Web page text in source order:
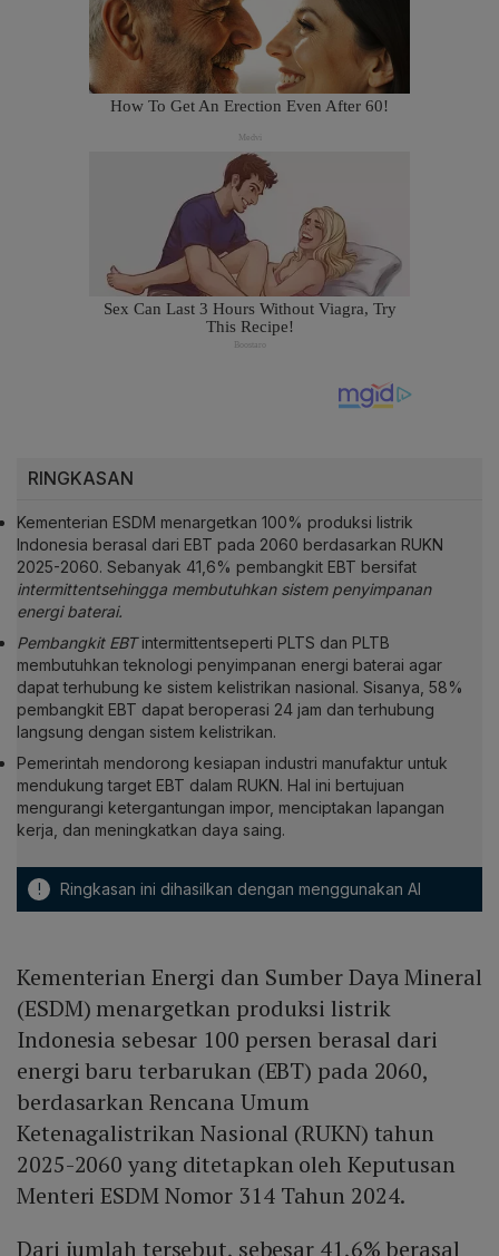
RINGKASAN
Kementerian ESDM menargetkan 100% produksi listrik
Indonesia berasal dari EBT pada 2060 berdasarkan RUKN
2025-2060. Sebanyak 41,6% pembangkit EBT bersifat
intermittentsehingga membutuhkan sistem penyimpanan
energi baterai.
Pembangkit EBTintermittentseperti PLTS dan PLTB
membutuhkan teknologi penyimpanan energi baterai agar
dapat terhubung ke sistem kelistrikan nasional. Sisanya, 58%
pembangkit EBT dapat beroperasi 24 jam dan terhubung
langsung dengan sistem kelistrikan.
Pemerintah mendorong kesiapan industri manufaktur untuk
mendukung target EBT dalam RUKN. Hal ini bertujuan
mengurangi ketergantungan impor, menciptakan lapangan
kerja, dan meningkatkan daya saing.
! Ringkasan ini dihasilkan dengan menggunakan AI
Kementerian Energi dan Sumber Daya Mineral
(ESDM) menargetkan produksi listrik
Indonesia sebesar 100 persen berasal dari
energi baru terbarukan (EBT) pada 2060,
berdasarkan Rencana Umum
Ketenagalistrikan Nasional (RUKN) tahun
2025-2060 yang ditetapkan oleh Keputusan
Menteri ESDM Nomor 314 Tahun 2024.
Dari jumlah tersebut, sebesar 41,6% berasal